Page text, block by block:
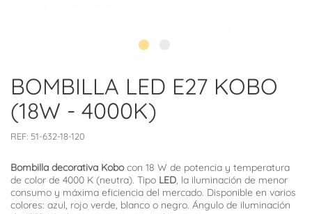
BOMBILLA LED E27 KOBO
(18W - 4000K)
REF: 51-632-18-120
Bombilla decorativa Kobocon 18 W de potencia y temperatura
de color de 4000 K (neutra). Tipo LED, la iluminación de menor
consumo y máxima eficiencia del mercado. Disponible en varios
colores: azul, rojo verde, blanco o negro. Ángulo de iluminación